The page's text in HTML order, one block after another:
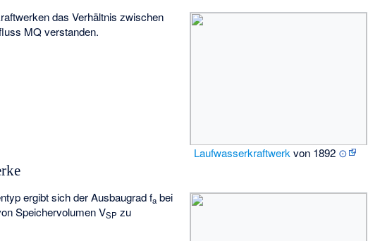
Laufwasserkraftwerk von 1892 ⊙
das Verhältnis zwischen
MQ verstanden.
ergibt sich der Ausbaugrad fa bei
Speichervolumen VSP zu